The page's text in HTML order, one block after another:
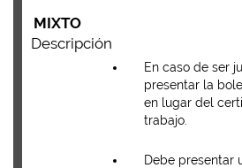
MIXTO
Descripción
En caso de ser
presentar la
en lugar del
trabajo.
Debe presentar